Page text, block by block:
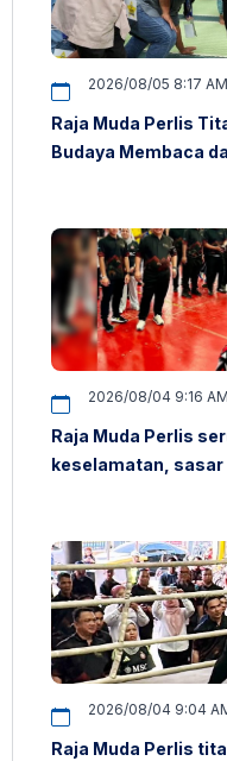
2026/08/05 8:17 AM
Raja Muda Perlis
Budaya Membaca
2026/08/04 9:16 AM
Raja Muda Perlis
keselamatan,
2026/08/04 9:04
Raja Muda Perlis